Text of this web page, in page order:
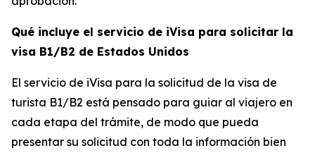
Qué incluye el servicio de iVisa para solicitar la
visa B1/B2 de Estados Unidos
El servicio de iVisa para la solicitud de la visa de
turista B1/B2 está pensado para guiar al viajero en
cada etapa del trámite, de modo que pueda
presentar su solicitud con toda la información bien